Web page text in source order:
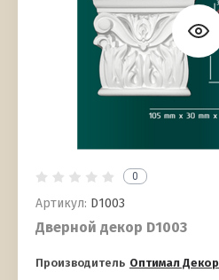
0
Артикул: D1003
Дверной декор D1003
Производитель Оптимал Декор